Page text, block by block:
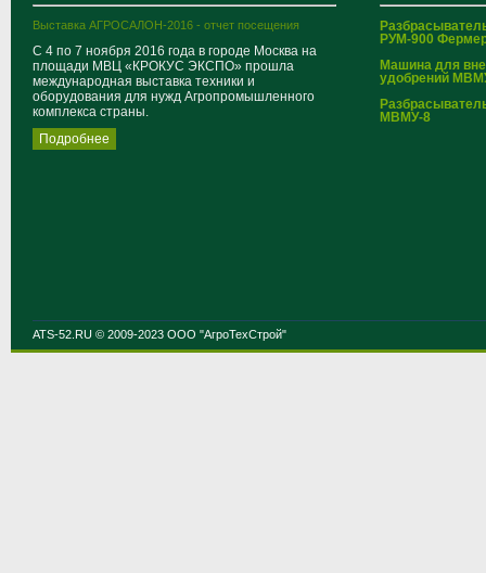
Выставка АГРОСАЛОН-2016 - отчет посещения
С 4 по 7 ноября 2016 года в городе Москва на
площади МВЦ «КРОКУС ЭКСПО» прошла
международная выставка техники и
оборудования для нужд Агропромышленного
комплекса страны.
Подробнее
РУМ-900
Машина для
удобрений
МВМУ-8
ATS-52.RU © 2009-2023 ООО "АгроТехСтрой"